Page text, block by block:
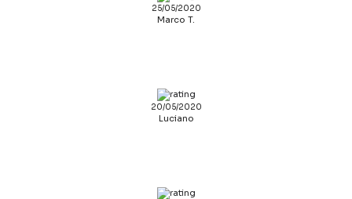
25/05/2020
Marco T.
20/05/2020
Luciano